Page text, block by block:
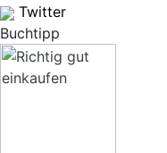
Twitter
Buchtipp